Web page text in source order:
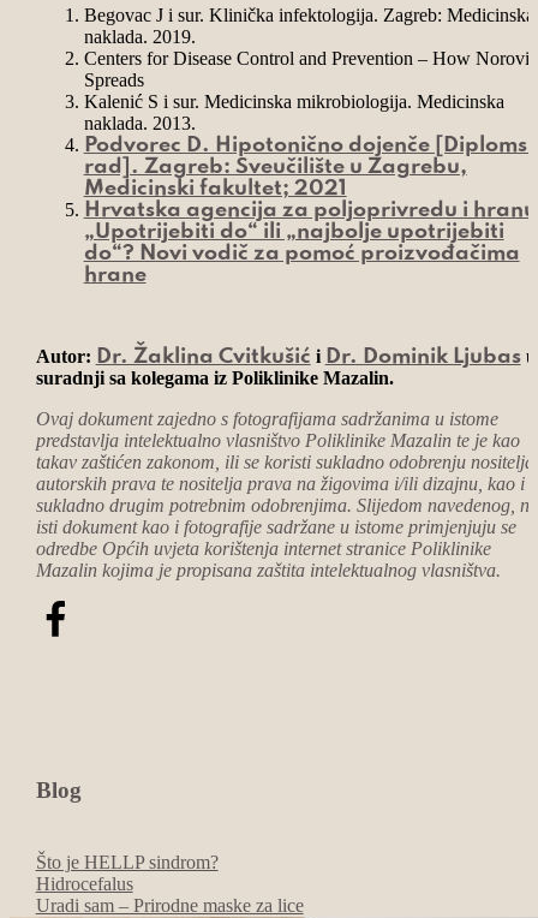
Begovac J i sur. Klinička infektologija. Zagreb: Medicinska
naklada. 2019.
Centers for Disease Control and Prevention – How
Spreads
Kalenić S i sur. Medicinska mikrobiologija. Medicinska
naklada. 2013.
Podvorec D. Hipotonično dojenče
rad]. Zagreb: Sveučilište u Zagrebu,
Medicinski fakultet; 2021
Hrvatska agencija za poljoprivredu i hranu
„Upotrijebiti do“ ili „najbolje upotrijebiti
do“? Novi vodič za pomoć proizvođačima
hrane
Autor: Dr. Žaklina Cvitkušić i Dr. Dominik Ljubasu
suradnji sa kolegama iz Poliklinike Mazalin.
Ovaj dokument zajedno s fotografijama sadržanima u istome
predstavlja intelektualno vlasništvo Poliklinike Mazalin te je kao
takav zaštićen zakonom, ili se koristi sukladno odobrenju nositelja
autorskih prava te nositelja prava na žigovima i/ili dizajnu, kao i
sukladno drugim potrebnim odobrenjima. Slijedom navedenog, na
isti dokument kao i fotografije sadržane u istome primjenjuju se
odredbe Općih uvjeta korištenja internet stranice Poliklinike
Mazalin kojima je propisana zaštita intelektualnog vlasništva.
Blog
Što je HELLP sindrom?
Hidrocefalus
Uradi sam – Prirodne maske za lice